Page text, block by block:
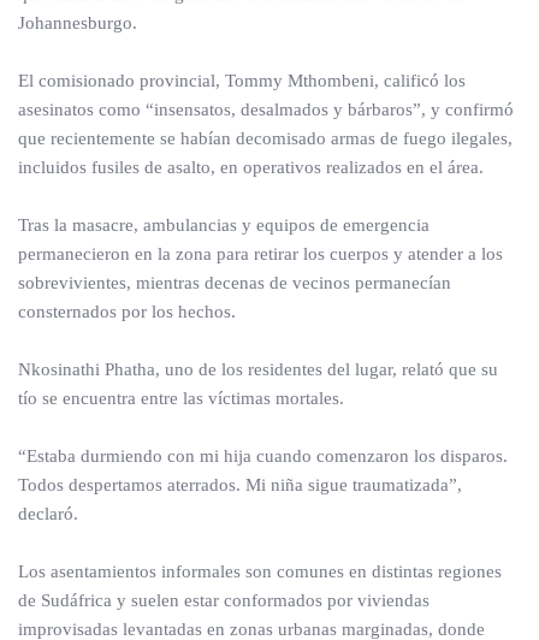
Johannesburgo.
El comisionado provincial, Tommy Mthombeni, calificó los
asesinatos como “insensatos, desalmados y bárbaros”, y confirmó
que recientemente se habían decomisado armas de fuego ilegales,
incluidos fusiles de asalto, en operativos realizados en el área.
Tras la masacre, ambulancias y equipos de emergencia
permanecieron en la zona para retirar los cuerpos y atender a los
sobrevivientes, mientras decenas de vecinos permanecían
consternados por los hechos.
Nkosinathi Phatha, uno de los residentes del lugar, relató que su
tío se encuentra entre las víctimas mortales.
“Estaba durmiendo con mi hija cuando comenzaron los disparos.
Todos despertamos aterrados. Mi niña sigue traumatizada”,
declaró.
Los asentamientos informales son comunes en distintas regiones
de Sudáfrica y suelen estar conformados por viviendas
improvisadas levantadas en zonas urbanas marginadas, donde